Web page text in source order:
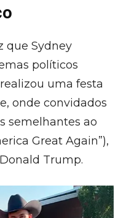
que Sydney
políticos
uma festa
onde convidados
semelhantes ao
Great Again”),
Trump.